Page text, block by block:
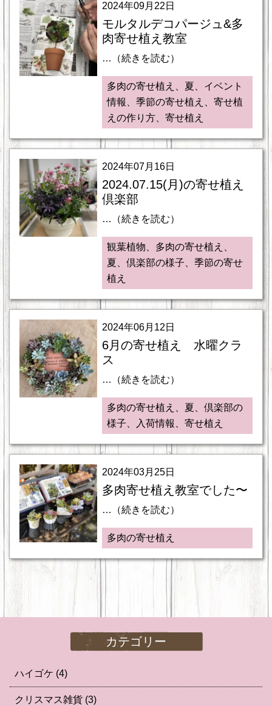
2024年09月22日
モルタルデコパージュ&多
肉寄せ植え教室
…（続きを読む）
多肉の寄せ植え、夏、イベント
情報、季節の寄せ植え、寄せ植
えの作り方、寄せ植え
2024年07月16日
2024.07.15(月)の寄せ植え
倶楽部
…（続きを読む）
観葉植物、多肉の寄せ植え、
夏、倶楽部の様子、季節の寄せ
植え
2024年06月12日
6月の寄せ植え 水曜クラ
ス
…（続きを読む）
多肉の寄せ植え、夏、倶楽部の
様子、入荷情報、寄せ植え
2024年03月25日
多肉寄せ植え教室でした〜
…（続きを読む）
多肉の寄せ植え
カテゴリー
ハイゴケ (4)
クリスマス雑貨 (3)